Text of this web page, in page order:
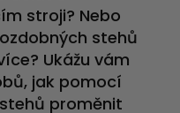
stroji? Nebo
stehů
Ukážu vám
jak pomocí
proměnit